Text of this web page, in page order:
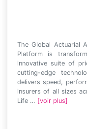
The Global Actuarial
Platform is
innovative suite of
cutting-edge
delivers speed,
insurers of all sizes
Life … [voir plus]